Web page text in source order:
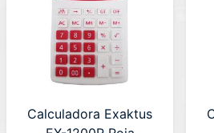
Calculadora Exaktus